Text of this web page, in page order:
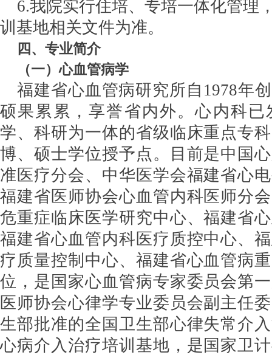
6.我院实行住培、专培一体化管理
训基地相关文件为准。
四、 专业简介
（一）心血管病学
福建省心血管病研究所自 1978年
硕果累累，享誉省内外。心内科已
学、科研为一体的省级临床重点专
博、硕士学位授予点。目前是中国
准医疗分会、中华医学会福建省心
福建省医师协会心血管内科医师分
危重症临床医学研究中心、福建省
福建省心血管内科医疗质控中心、
疗质量控制中心、福建省心血管病
位，是国家心血管病专家委员会第
医师协会心律学专业委员会副主任
生部批准的全国卫生部心律失常介
心病介入治疗培训基地，是国家卫